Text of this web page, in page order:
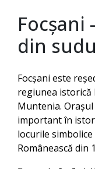
Focșani
din
Focșani este
regiunea istorică
Muntenia.
important în
locurile
Românească din